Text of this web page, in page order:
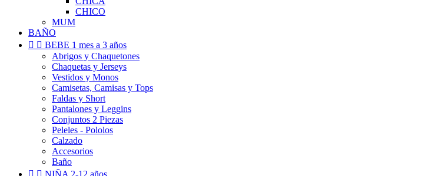
CHICO
MUM
BAÑO
  BEBE 1 mes a 3 años
Abrigos y Chaquetones
Chaquetas y Jerseys
Vestidos y Monos
Camisetas, Camisas y Tops
Faldas y Short
Pantalones y Leggins
Conjuntos 2 Piezas
Peleles - Pololos
Calzado
Accesorios
Baño